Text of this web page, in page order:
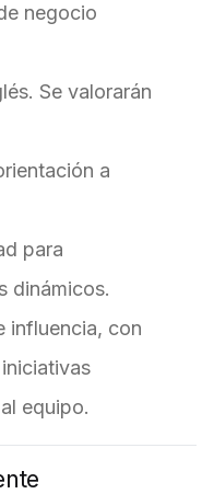
negocio
Se valorarán
a
para
dinámicos.
influencia, con
equipo.